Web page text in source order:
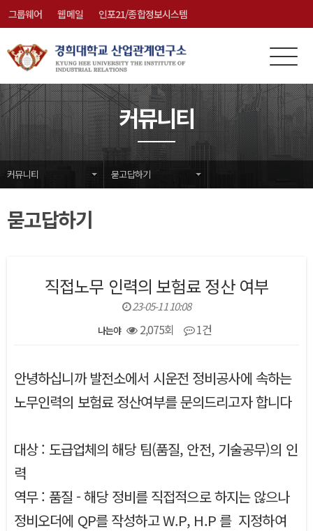
그룹웨어 웹메일 인포21/종합정보시스템
전
체
메
뉴
메
뉴
닫
기
커뮤니티
커뮤니티 묻고답하기
묻고답하기
직접노무 인력의 보험료 정산 여부
23-05-11 10:08
나는야 2,075회 1건
안녕하십니까 발전소에서 시운전 정비공사에 속하는
노무인력의 보험료 정산여부를 문의드리고자 합니다
대상 : 도급업체의 해당 팀(품질, 안전, 기술공무)의 인
력
역무 : 품질 - 해당 정비를 직접적으로 하지는 않으나
정비오더에 QP를 작성하고 W.P, H.P 를 지정하여